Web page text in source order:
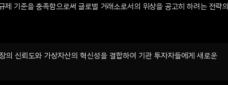
제 기준을 충족함으로써 글로벌 거래소로서의 위상을 공고히 하려는 전략의
의 신뢰도와 가상자산의 혁신성을 결합하여 기관 투자자들에게 새로운